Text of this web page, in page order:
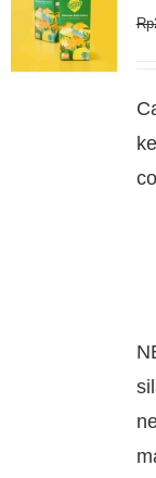
Rp